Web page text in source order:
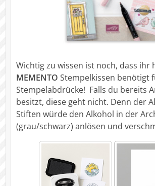
Wichtig zu wissen ist noch, dass ihr
MEMENTO Stempelkissen benötigt
Stempelabdrücke! Falls du bereits
besitzt, diese geht nicht. Denn der
Stiften würde den Alkohol in der
(grau/schwarz) anlösen und